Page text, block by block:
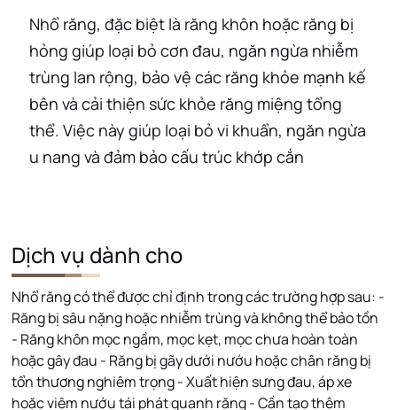
Nhổ răng, đặc biệt là răng khôn hoặc răng bị
hỏng giúp loại bỏ cơn đau, ngăn ngừa nhiễm
trùng lan rộng, bảo vệ các răng khỏe mạnh kế
bên và cải thiện sức khỏe răng miệng tổng
thể. Việc này giúp loại bỏ vi khuẩn, ngăn ngừa
u nang và đảm bảo cấu trúc khớp cắn
Dịch vụ dành cho
Nhổ răng có thể được chỉ định trong các trường hợp sau: -
Răng bị sâu nặng hoặc nhiễm trùng và không thể bảo tồn
- Răng khôn mọc ngầm, mọc kẹt, mọc chưa hoàn toàn
hoặc gây đau - Răng bị gãy dưới nướu hoặc chân răng bị
tổn thương nghiêm trọng - Xuất hiện sưng đau, áp xe
hoặc viêm nướu tái phát quanh răng - Cần tạo thêm